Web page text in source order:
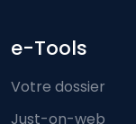
e-Tools
Votre dossier
Just-on-web